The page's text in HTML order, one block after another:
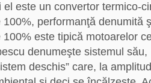
este un convertor termico-
performanţă denumită
este tipică motoarelor
denumeşte sistemul
deschis” care, la